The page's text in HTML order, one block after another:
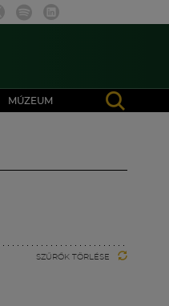
MÚZEUM
SZŰRŐK TÖRLÉSE